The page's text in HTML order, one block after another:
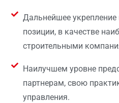
Дальнейшее
позиции, в качестве
строительными
Наилучшем уровне
партнерам, свою
управления.